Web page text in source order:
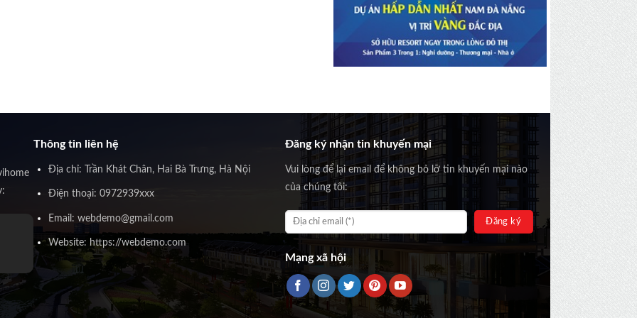
Thông tin liên hệ
Địa chỉ: Trần Khát Chân, Hai Bà Trưng, Hà Nội
Điện thoại: 0972939xxx
Email: webdemo@gmail.com
Website: https://webdemo.com
Đăng ký nhận tin khuyến mại
Vui lòng để lại email để không bỏ lỡ tin khuyến mại nào
của chúng tôi:
Mạng xã hội